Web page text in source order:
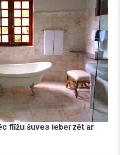
flīžu šuves ieberzēt ar